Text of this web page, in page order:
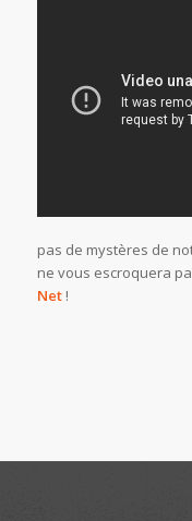
pas de mystères de
ne vous escroquera
Net!